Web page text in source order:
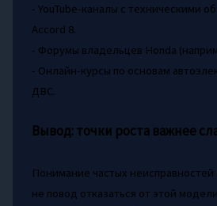
- YouTube-каналы с техническими
Accord 8.
- Форумы владельцев Honda
- Онлайн-курсы по основам
ДВС.
Вывод: точки роста важнее
Понимание частых
не повод отказаться от этой